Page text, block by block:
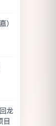
）
龙
目